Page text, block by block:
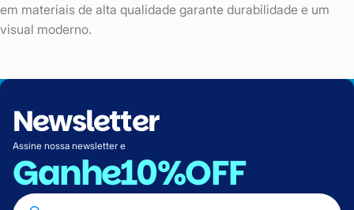
em materiais de alta qualidade garante durabilidade e um
visual moderno.
Newsletter
Assine nossa newsletter e
Ganhe10%OFF